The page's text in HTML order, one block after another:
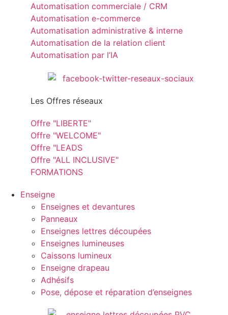
Automatisation commerciale / CRM
Automatisation e-commerce
Automatisation administrative & interne
Automatisation de la relation client
Automatisation par l’IA
Les Offres réseaux
Offre "LIBERTE"
Offre "WELCOME"
Offre "LEADS
Offre "ALL INCLUSIVE"
FORMATIONS
Enseigne
Enseignes et devantures
Panneaux
Enseignes lettres découpées
Enseignes lumineuses
Caissons lumineux
Enseigne drapeau
Adhésifs
Pose, dépose et réparation d’enseignes